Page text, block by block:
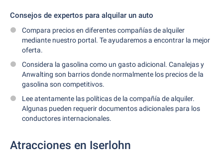
Consejos de expertos para alquilar un auto
Compara precios en diferentes compañías de alquiler
mediante nuestro portal. Te ayudaremos a encontrar la mejor
oferta.
Considera la gasolina como un gasto adicional. Canalejas y
Anwalting son barrios donde normalmente los precios de la
gasolina son competitivos.
Lee atentamente las políticas de la compañía de alquiler.
Algunas pueden requerir documentos adicionales para los
conductores internacionales.
Atracciones en Iserlohn